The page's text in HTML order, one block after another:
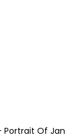
Portrait Of Jan